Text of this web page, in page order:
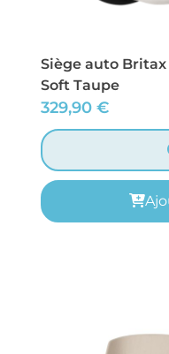
Siège auto
Soft Taupe
329,90 €